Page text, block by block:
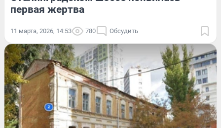
первая жертва
11 марта, 2026, 14:53 780 Обсудить